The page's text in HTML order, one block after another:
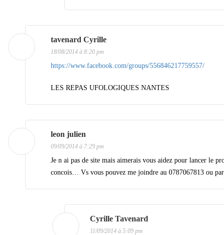
tavenard Cyrille
18/08/2014 à 8:20 pm
https://www.facebook.com/groups/556846217759557/
LES REPAS UFOLOGIQUES NANTES
leon julien
09/09/2014 à 7:29 pm
Je n ai pas de site mais aimerais vous aidez pour lancer le
concois… Vs vous pouvez me joindre au 0787067813 ou
Cyrille Tavenard
11/09/2014 à 5:09 pm